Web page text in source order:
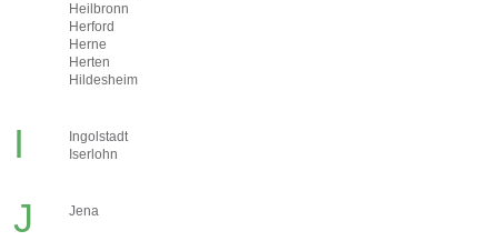
Heilbronn
Herford
Herne
Herten
Hildesheim
I
Ingolstadt
Iserlohn
J Jena